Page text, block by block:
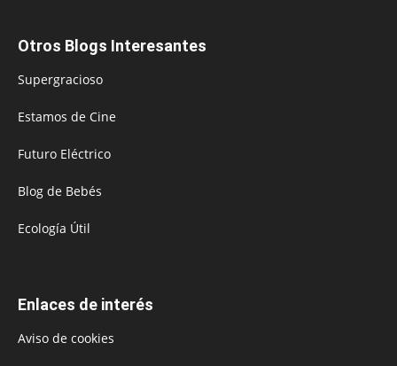
Otros Blogs Interesantes
Supergracioso
Estamos de Cine
Futuro Eléctrico
Blog de Bebés
Ecología Útil
Enlaces de interés
Aviso de cookies